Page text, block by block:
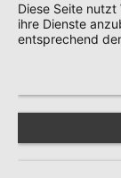
Diese Seite
ihre Dienste
entsprechend